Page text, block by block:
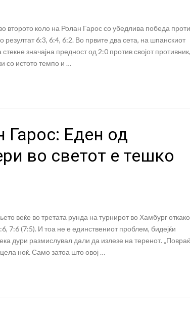
второто коло на Ролан Гарос со убедлива победа
резултат 6:3, 6:4, 6:2. Во првите два сета, на шпанскиот
значајна предност од 2:0 против својот противник,
со истото темпо и …
Еден од
во светот е тешко
веќе во третата рунда на турнирот во Хамбург откако
7:6 (7:5). И тоа не е единствениот проблем, бидејќи
дури размислувал дали да излезе на теренот.
ноќ. Само затоа што овој …